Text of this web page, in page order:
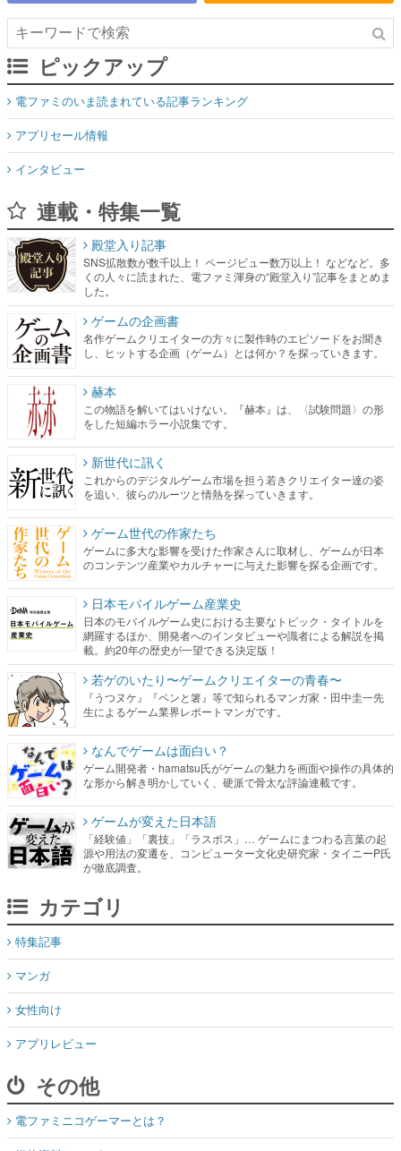
ピックアップ
電ファミのいま読まれている記事ランキング
アプリセール情報
インタビュー
連載・特集一覧
殿堂入り記事
SNS拡散数が数千以上！ ページビュー数万以上！ などなど。多
くの人々に読まれた、電ファミ渾身の“殿堂入り”記事をまとめま
した。
ゲームの企画書
名作ゲームクリエイターの方々に製作時のエピソードをお聞き
し、ヒットする企画（ゲーム）とは何か？を探っていきます。
赫本
この物語を解いてはいけない。『赫本』は、〈試験問題〉の形
をした短編ホラー小説集です。
新世代に訊く
これからのデジタルゲーム市場を担う若きクリエイター達の姿
を追い、彼らのルーツと情熱を探っていきます。
ゲーム世代の作家たち
ゲームに多大な影響を受けた作家さんに取材し、ゲームが日本
のコンテンツ産業やカルチャーに与えた影響を探る企画です。
日本モバイルゲーム産業史
日本のモバイルゲーム史における主要なトピック・タイトルを
網羅するほか、開発者へのインタビューや識者による解説を掲
載。約20年の歴史が一望できる決定版！
若ゲのいたり〜ゲームクリエイターの青春〜
『うつヌケ』『ペンと箸』等で知られるマンガ家・田中圭一先
生によるゲーム業界レポートマンガです。
なんでゲームは面白い？
ゲーム開発者・hamatsu氏がゲームの魅力を画面や操作の具体的
な形から解き明かしていく、硬派で骨太な評論連載です。
ゲームが変えた日本語
「経験値」「裏技」「ラスボス」… ゲームにまつわる言葉の起
源や用法の変遷を、コンピューター文化史研究家・タイニーP氏
が徹底調査。
カテゴリ
特集記事
マンガ
女性向け
アプリレビュー
その他
電ファミニコゲーマーとは？